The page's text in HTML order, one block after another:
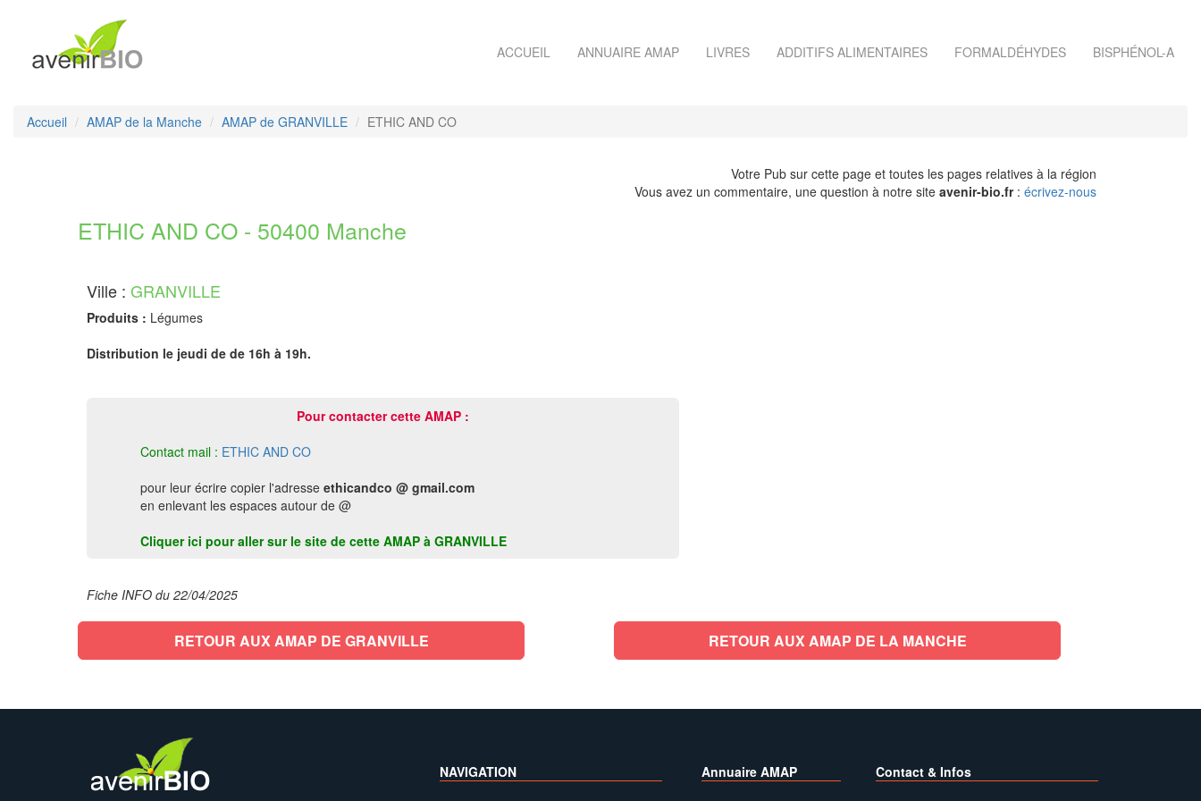
ACCUEIL ANNUAIRE AMAP LIVRES ADDITIFS ALIMENTAIRES FORMALDÉHYDES BISPHÉNOL-A
Accueil AMAP de la Manche AMAP de GRANVILLE ETHIC AND CO
Votre Pub sur cette page et toutes les pages relatives à la région
Vous avez un commentaire, une question à notre site avenir-bio.fr: écrivez-nous
ETHIC AND CO - 50400 Manche
Ville : GRANVILLE
Produits : Légumes
Distribution le jeudi de de 16h à 19h.
Pour contacter cette AMAP :
Contact mail : ETHIC AND CO
pour leur écrire copier l'adresse ethicandco @ gmail.com
en enlevant les espaces autour de @
Cliquer ici pour aller sur le site de cette AMAP à GRANVILLE
Fiche INFO du 22/04/2025
RETOUR AUX AMAP DE GRANVILLE RETOUR AUX AMAP DE LA MANCHE
NAVIGATION Annuaire AMAP Contact & Infos